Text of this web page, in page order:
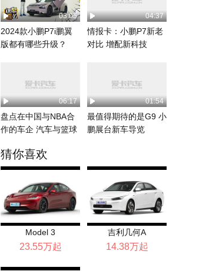
03:05
2024款小鹏P7i鹏翼
版都有哪些升级？
04:37
情报卡：小鹏P7新老
对比 增配新科技
06:17
盘点在中国与NBA合
作的车企 汽车与篮球
01:54
最值得期待的是G9 小
鹏展台新车导览
猜你喜欢
Model 3
23.55万起
吉利几何A
14.38万起